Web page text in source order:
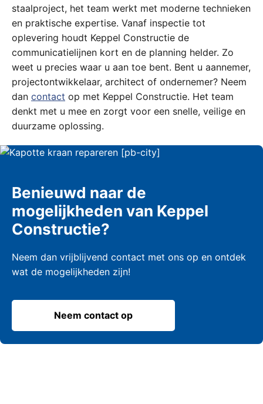
staalproject, het team werkt met moderne technieken
en praktische expertise. Vanaf inspectie tot
oplevering houdt Keppel Constructie de
communicatielijnen kort en de planning helder. Zo
weet u precies waar u aan toe bent. Bent u aannemer,
projectontwikkelaar, architect of ondernemer? Neem
dan contact op met Keppel Constructie. Het team
denkt met u mee en zorgt voor een snelle, veilige en
duurzame oplossing.
Benieuwd naar de
mogelijkheden van Keppel
Constructie?
Neem dan vrijblijvend contact met ons op en ontdek
wat de mogelijkheden zijn!
Neem contact op